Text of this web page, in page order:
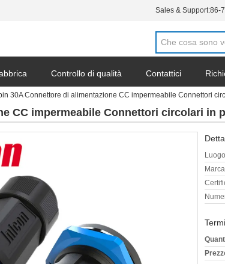
Sales & Support:86-
Controllo di qualità Contattici
30A Connettore di alimentazione CC impermeabile Connettori
CC impermeabile Connettori circolari in